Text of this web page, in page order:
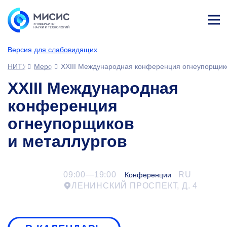
Версия для слабовидящих
ине
НИТУ МИСИСМероприятияXXIII Международная конференция
XXIII Международная
конференция
огнеупорщиков
и металлургов
09:00—19:00 Конференции
RU
ЛЕНИНСКИЙ ПРОСПЕКТ, Д. 4